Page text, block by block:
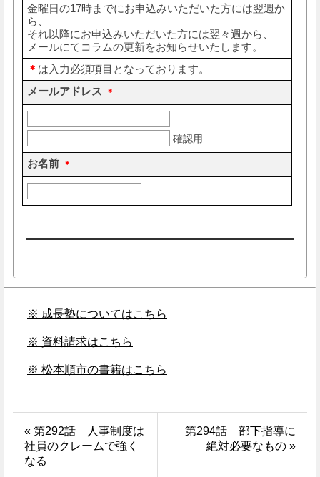
※ 成長塾についてはこちら
※ 資料請求はこちら
※ 松本順市の書籍はこちら
« 第292話 人事制度は
社員のクレームで強く
なる
第294話 部下指導に
絶対必要なもの »